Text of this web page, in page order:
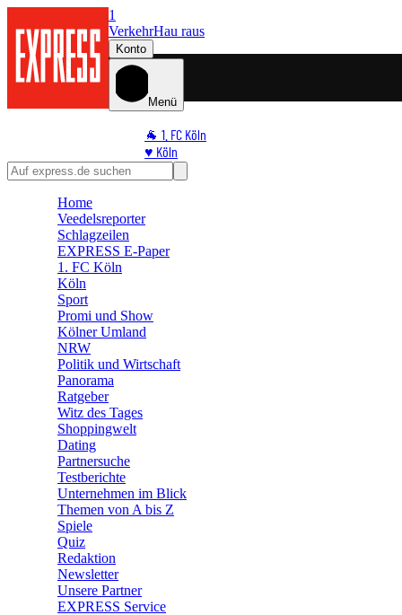
1
VerkehrHau raus
Konto
Menü
🐐 1. FC Köln
♥️ Köln
⭐ Promi
🛒 Shoppingwelt
Home
Veedelsreporter
Schlagzeilen
EXPRESS E-Paper
1. FC Köln
Köln
Sport
Promi und Show
Kölner Umland
NRW
Politik und Wirtschaft
Panorama
Ratgeber
Witz des Tages
Shoppingwelt
Dating
Partnersuche
Testberichte
Unternehmen im Blick
Themen von A bis Z
Spiele
Quiz
Redaktion
Newsletter
Unsere Partner
EXPRESS Service